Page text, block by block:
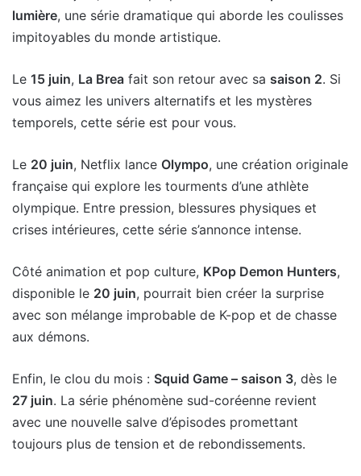
lumière, une série dramatique qui aborde les coulisses
impitoyables du monde artistique.
Le 15 juin, La Brea fait son retour avec sa saison 2. Si
vous aimez les univers alternatifs et les mystères
temporels, cette série est pour vous.
Le 20 juin, Netflix lance Olympo, une création originale
française qui explore les tourments d’une athlète
olympique. Entre pression, blessures physiques et
crises intérieures, cette série s’annonce intense.
Côté animation et pop culture, KPop Demon Hunters,
disponible le 20 juin, pourrait bien créer la surprise
avec son mélange improbable de K-pop et de chasse
aux démons.
Enfin, le clou du mois : Squid Game – saison 3, dès le
27 juin. La série phénomène sud-coréenne revient
avec une nouvelle salve d’épisodes promettant
toujours plus de tension et de rebondissements.